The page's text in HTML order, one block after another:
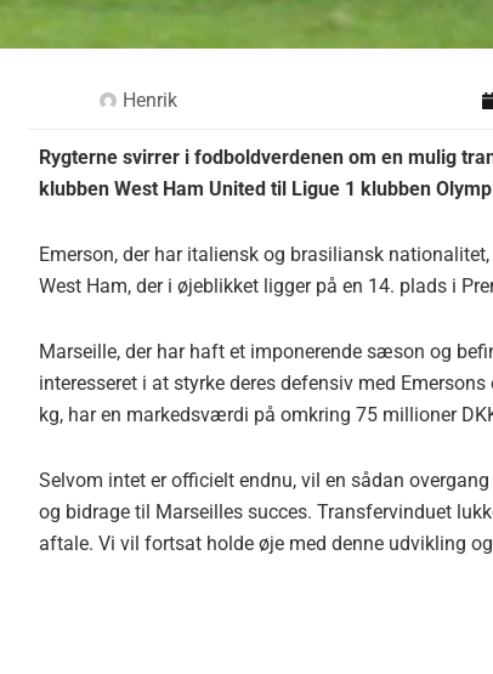
Henrik
Rygterne svirrer i fodboldverdenen om en mulig
klubben West Ham United til Ligue 1 klubben
Emerson, der har italiensk og brasiliansk
West Ham, der i øjeblikket ligger på en 14. plads i
Marseille, der har haft et imponerende sæson og
interesseret i at styrke deres defensiv med
kg, har en markedsværdi på omkring 75 millioner
Selvom intet er officielt endnu, vil en sådan
og bidrage til Marseilles succes. Transfervinduet
aftale. Vi vil fortsat holde øje med denne udvikling